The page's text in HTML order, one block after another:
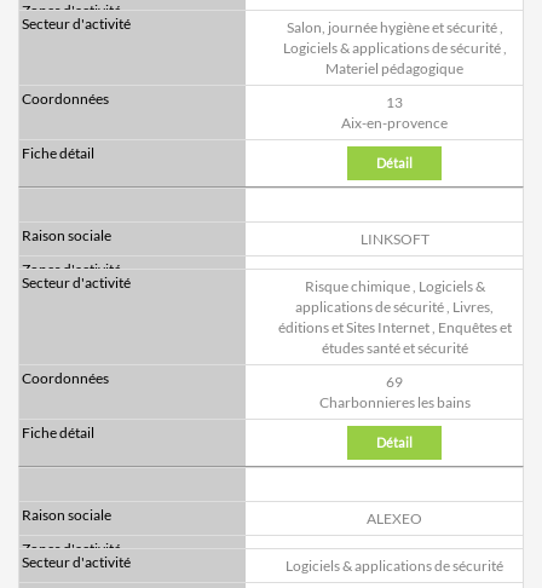
Salon, journée hygiène et sécurité,
Logiciels & applications de sécurité,
Materiel pédagogique
13
Aix-en-provence
Détail
LINKSOFT
Risque chimique, Logiciels &
applications de sécurité, Livres,
éditions et Sites Internet, Enquêtes et
études santé et sécurité
69
Charbonnieres les bains
Détail
ALEXEO
Logiciels & applications de sécurité